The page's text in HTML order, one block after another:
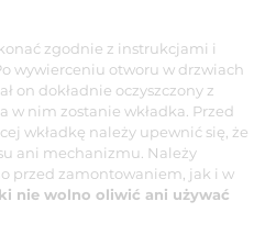
zgodnie z instrukcjami i
wywierceniu otworu w drzwiach
on dokładnie oczyszczony z
w nim zostanie wkładka. Przed
wkładkę należy upewnić się, że
ani mechanizmu. Należy
przed zamontowaniem, jak i w
nie wolno oliwić ani używać